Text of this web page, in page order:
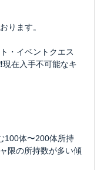
ります。
・イベントクエス
現在入手不可能なキ
100体〜200体所持
限の所持数が多い傾